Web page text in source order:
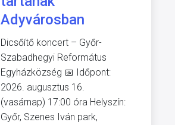
Adyvárosban
Dicsőítő koncert – Győr-
Szabadhegyi Református
Egyházközség 📅 Időpont:
2026. augusztus 16.
(vasárnap) 17:00 óra Helyszín:
Győr, Szenes Iván park,